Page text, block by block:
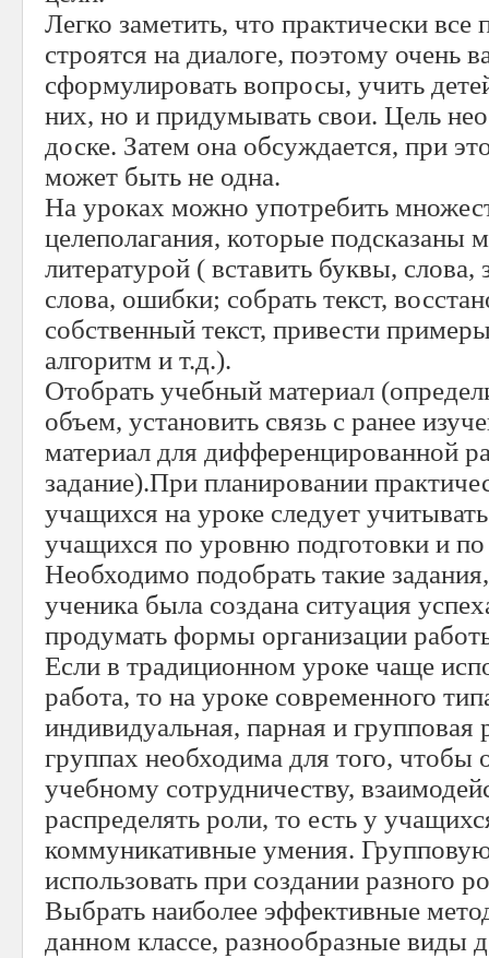
Легко заметить, что практически
строятся на диалоге, поэтому очень
сформулировать вопросы, учить
них, но и придумывать свои. Цель
доске. Затем она обсуждается, при
может быть не одна.
На уроках можно употребить
целеполагания, которые подсказаны
литературой ( вставить буквы,
слова, ошибки; собрать текст,
собственный текст, привести
алгоритм и т.д.).
Отобрать учебный материал
объем, установить связь с ранее
материал для дифференцированной
задание).При планировании
учащихся на уроке следует
учащихся по уровню подготовки и
Необходимо подобрать такие
ученика была создана ситуация
продумать формы организации
Если в традиционном уроке чаще
работа, то на уроке современного
индивидуальная, парная и групповая
группах необходима для того, чтобы
учебному сотрудничеству,
распределять роли, то есть у
коммуникативные умения.
использовать при создании разного
Выбрать наиболее эффективные
данном классе, разнообразные виды